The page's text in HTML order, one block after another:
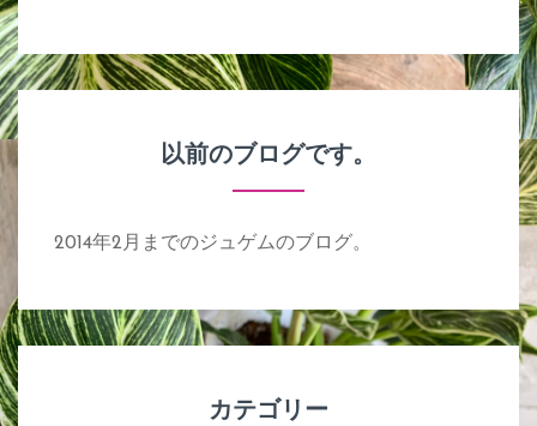
以前のブログです。
2014年2月までのジュゲムのブログ。
カテゴリー